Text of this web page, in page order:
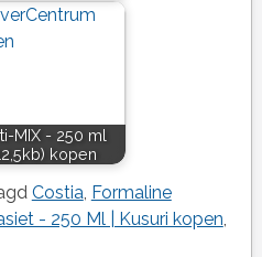
MIX - 250 ml
kopen
Costia Formaline
- 250 Ml | Kusuri kopen